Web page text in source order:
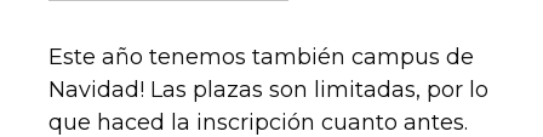
Este año tenemos también campus de
Navidad! Las plazas son limitadas, por lo
que haced la inscripción cuanto antes.